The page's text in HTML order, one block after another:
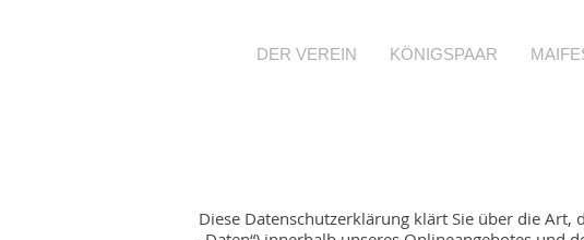
DER VEREIN KÖNIGSPAAR
Diese Datenschutzerklärung klärt Sie über die